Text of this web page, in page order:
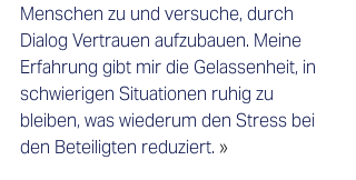
Menschen zu und versuche, durch
Dialog Vertrauen aufzubauen. Meine
Erfahrung gibt mir die Gelassenheit, in
schwierigen Situationen ruhig zu
bleiben, was wiederum den Stress bei
den Beteiligten reduziert. »